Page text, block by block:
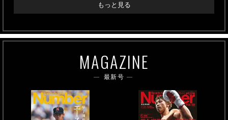
もっと見る
MAGAZINE
最新号